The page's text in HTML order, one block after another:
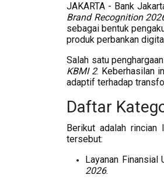
JAKARTA - Bank
Brand Recognition
sebagai bentuk
produk perbankan
Salah satu
KBMI 2. Keberhasilan
adaptif terhadap
Daftar
Berikut adalah rincian
tersebut:
Layanan Finansial
2026.